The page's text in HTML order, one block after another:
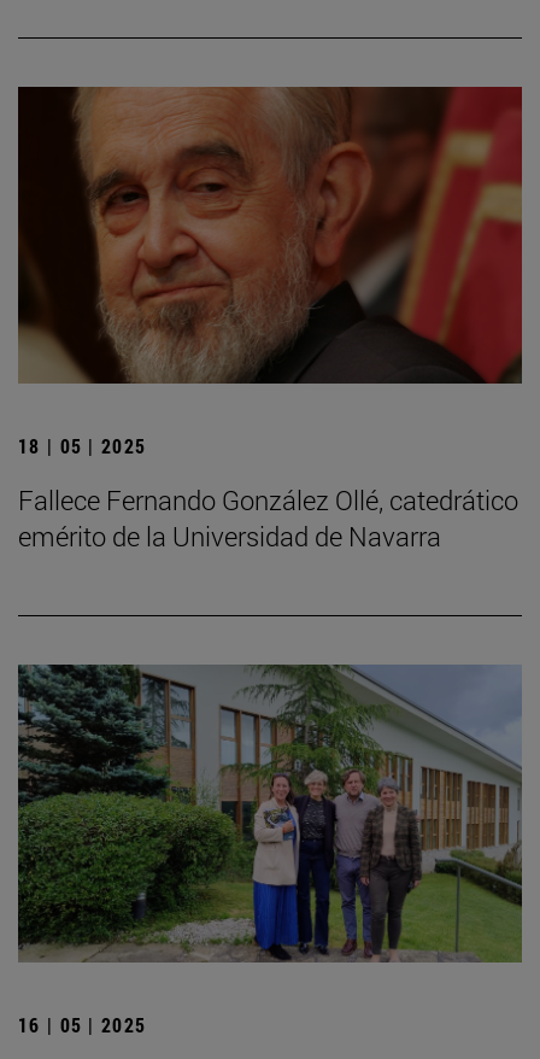
18 | 05 | 2025
Fallece Fernando González Ollé, catedrático
emérito de la Universidad de Navarra
16 | 05 | 2025